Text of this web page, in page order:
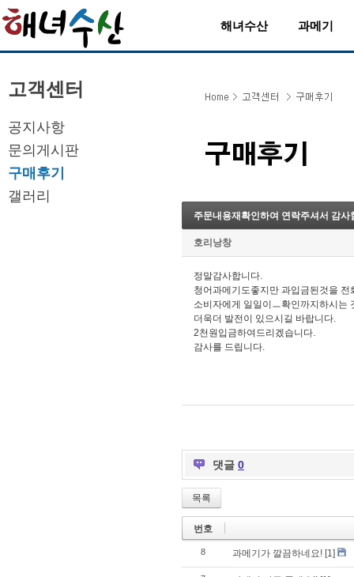
해녀수산 과메기
고객센터
공지사항
문의게시판
구매후기
갤러리
주문내용재확인하여 연락주셔서 감사
호리낭창
정말감사합니다.
청어과메기도좋지만 과입금된것을
소비자에게 일일이ㅡ확인까지하시는
더욱더 발전이 있으시길 바랍니다.
2천원입금하여드리겠습니다.
감사를 드립니다.
댓글 0
목록
번호
8 과메기가 깔끔하네요! [1]